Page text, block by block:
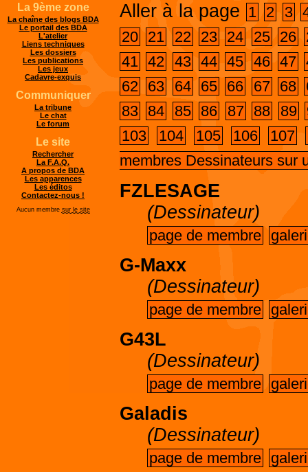
Aller à la page 1 2 3
20 21 22 23 24 25 26
41 42 43 44 45 46 47
62 63 64 65 66 67 68
83 84 85 86 87 88 89
103
104 105 106 107
membres Dessinateurs sur
FZLESAGE
(Dessinateur)
page de membre
G-Maxx
(Dessinateur)
page de membre
G43L
(Dessinateur)
page de membre
Galadis
(Dessinateur)
page de membre
La 9ème zone
La chaîne des blogs BDA
Le portail des BDA
L'atelier
Liens techniques
Les dossiers
Les publications
Les jeux
Cadavre-exquis
Communiquer
La tribune
Le chat
Le forum
Le site
Rechercher
La F.A.Q.
A propos de BDA
Les apparences
Les éditos
Contactez-nous !
Aucun membre sur le site